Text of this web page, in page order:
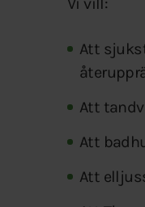
Att
Att
Att
Att